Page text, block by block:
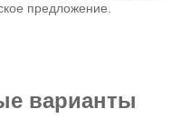
предложение.
варианты